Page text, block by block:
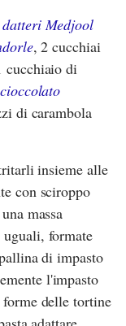
Medjool
, 2 cucchiai
cucchiaio di
cioccolato
di carambola
insieme alle
con sciroppo
massa
formate
di impasto
l'impasto
delle tortine